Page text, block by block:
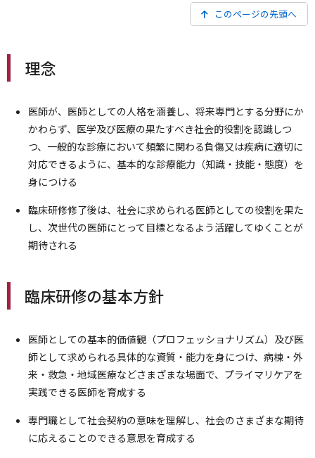
このページの先頭へ
理念
医師が、医師としての人格を涵養し、将来専門とする分野にか
かわらず、医学及び医療の果たすべき社会的役割を認識しつ
つ、一般的な診療において頻繁に関わる負傷又は疾病に適切に
対応できるように、基本的な診療能力（知識・技能・態度）を
身につける
臨床研修修了後は、社会に求められる医師としての役割を果た
し、次世代の医師にとって目標となるよう活躍してゆくことが
期待される
臨床研修の基本方針
医師としての基本的価値観（プロフェッショナリズム）及び医
師として求められる具体的な資質・能力を身につけ、病棟・外
来・救急・地域医療などさまざまな場面で、プライマリケアを
実践できる医師を育成する
専門職として社会契約の意味を理解し、社会のさまざまな期待
に応えることのできる意思を育成する